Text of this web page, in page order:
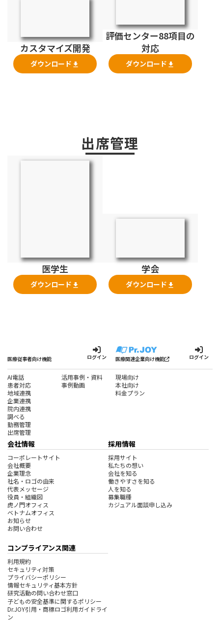
カスタマイズ開発
ダウンロード file_download
評価センター88項目の
対応
ダウンロード file_download
出席管理
医学生
ダウンロード file_download
学会
ダウンロード file_download
医療従事者向け機能 ログイン
AI電話
患者対応
地域連携
企業連携
院内連携
調べる
勤務管理
出席管理
活用事例・資料
事例動画
医療関連企業向け機能 ログイン
現場向け
本社向け
料金プラン
会社情報
コーポレートサイト
会社概要
企業理念
社名・ロゴの由来
代表メッセージ
役員・組織図
虎ノ門オフィス
ベトナムオフィス
お知らせ
お問い合わせ
採用情報
採用サイト
私たちの想い
会社を知る
働きやすさを知る
人を知る
募集職種
カジュアル面談申し込み
コンプライアンス関連
利用規約
セキュリティ対策
プライバシーポリシー
情報セキュリティ基本方針
研究活動の問い合わせ窓口
子どもの安全基準に関するポリシー
Dr.JOY引用・商標ロゴ利用ガイドライ
ン